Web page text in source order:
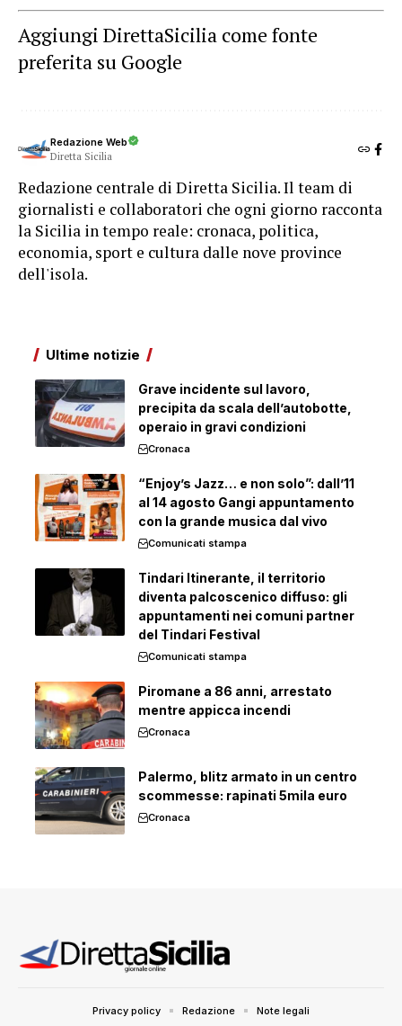
Aggiungi DirettaSicilia come fonte
preferita su Google
Redazione Web
Diretta Sicilia
Redazione centrale di Diretta Sicilia. Il team di
giornalisti e collaboratori che ogni giorno racconta
la Sicilia in tempo reale: cronaca, politica,
economia, sport e cultura dalle nove province
dell'isola.
Ultime notizie
Grave incidente sul lavoro,
precipita da scala dell’autobotte,
operaio in gravi condizioni
Cronaca
“Enjoy’s Jazz… e non solo”: dall’11
al 14 agosto Gangi appuntamento
con la grande musica dal vivo
Comunicati stampa
Tindari Itinerante, il territorio
diventa palcoscenico diffuso: gli
appuntamenti nei comuni partner
del Tindari Festival
Comunicati stampa
Piromane a 86 anni, arrestato
mentre appicca incendi
Cronaca
Palermo, blitz armato in un centro
scommesse: rapinati 5mila euro
Cronaca
Privacy policy Redazione
Note legali